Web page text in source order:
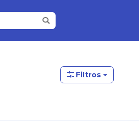
Filtros